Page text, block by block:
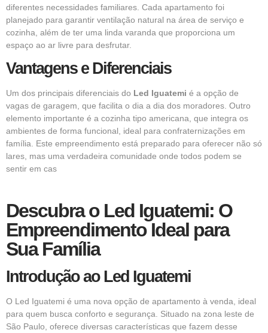
diferentes necessidades familiares. Cada apartamento foi
planejado para garantir ventilação natural na área de serviço e
cozinha, além de ter uma linda varanda que proporciona um
espaço ao ar livre para desfrutar.
Vantagens e Diferenciais
Um dos principais diferenciais do Led Iguatemi é a opção de
vagas de garagem, que facilita o dia a dia dos moradores. Outro
elemento importante é a cozinha tipo americana, que integra os
ambientes de forma funcional, ideal para confraternizações em
família. Este empreendimento está preparado para oferecer não só
lares, mas uma verdadeira comunidade onde todos podem se
sentir em cas
Descubra o Led Iguatemi: O
Empreendimento Ideal para
Sua Família
Introdução ao Led Iguatemi
O Led Iguatemi é uma nova opção de apartamento à venda, ideal
para quem busca conforto e segurança. Situado na zona leste de
São Paulo, oferece diversas características que fazem desse